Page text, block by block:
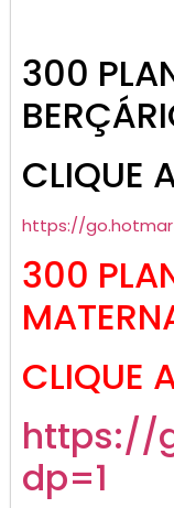
300
CLIQUE
https://
300
CLIQUE
https://
dp=1